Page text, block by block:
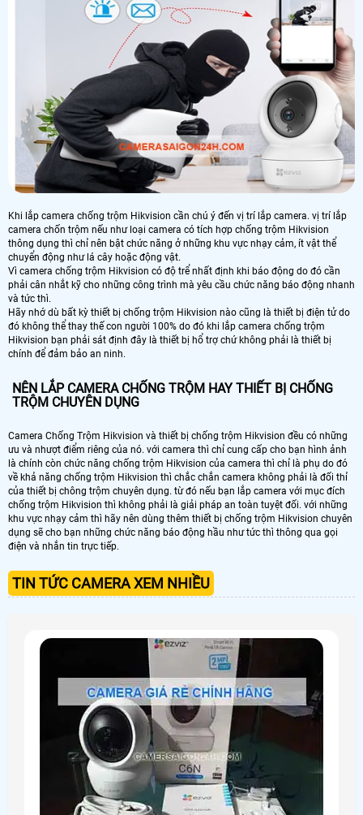
Khi lắp camera chống trộm Hikvision cần chú ý đến vị trí lắp camera. vị trí lắp
camera chốn trộm nếu như loại camera có tích hợp chống trộm Hikvision
thông dụng thì chỉ nên bật chức năng ở những khu vực nhạy cảm, ít vật thể
chuyển động như lá cây hoặc động vật.
Vì camera chống trộm Hikvision có độ trể nhất định khi báo động do đó cần
phải cân nhắt kỹ cho những công trình mà yêu cầu chức năng báo động nhanh
và tức thì.
Hãy nhớ dù bất kỳ thiết bị chống trộm Hikvision nào cũng là thiết bị điện tử do
đó không thể thay thế con người 100% do đó khi lắp camera chống trộm
Hikvision bạn phải sát định đây là thiết bị hổ trợ chứ không phải là thiết bị
chính để đảm bảo an ninh.
NÊN LẮP CAMERA CHỐNG TRỘM HAY THIẾT BỊ CHỐNG
TRỘM CHUYÊN DỤNG
Camera Chống Trộm Hikvision và thiết bị chống trộm Hikvision đều có những
ưu và nhượt điểm riêng của nó. với camera thì chỉ cung cấp cho bạn hình ảnh
là chính còn chức năng chống trộm Hikvision của camera thì chỉ là phụ do đó
về khả năng chống trộm Hikvision thì chắc chắn camera không phải là đối thỉ
của thiết bị chông trộm chuyên dụng. từ đó nếu bạn lắp camera với mục đích
chống trộm Hikvision thì không phải là giải pháp an toàn tuyệt đối. với những
khu vực nhạy cảm thì hãy nên dùng thêm thiết bị chống trộm Hikvision chuyên
dụng sẽ cho bạn những chức năng báo động hầu như tức thì thông qua gọi
điện và nhắn tin trực tiếp.
TIN TỨC CAMERA XEM NHIỀU